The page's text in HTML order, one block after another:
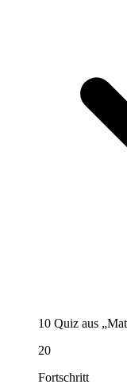
10 Quiz aus
20
Fortschritt